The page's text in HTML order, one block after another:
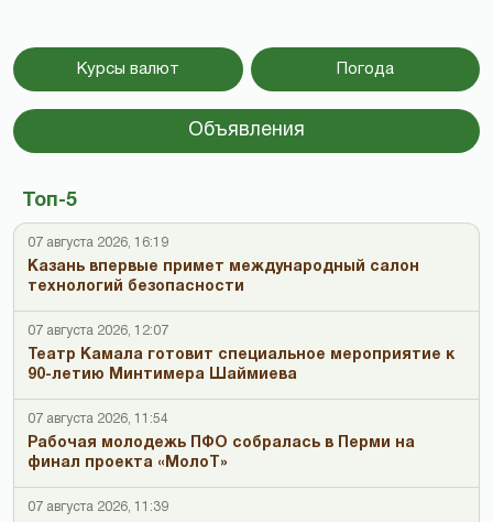
Курсы валют Погода
Объявления
Топ-5
07 августа 2026, 16:19
Казань впервые примет международный салон
технологий безопасности
07 августа 2026, 12:07
Театр Камала готовит специальное мероприятие к
90-летию Минтимера Шаймиева
07 августа 2026, 11:54
Рабочая молодежь ПФО собралась в Перми на
финал проекта «МолоТ»
07 августа 2026, 11:39